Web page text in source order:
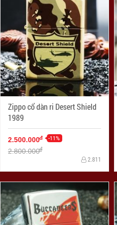
Zippo cổ dàn ri Desert Shield
1989
2.500.000đ -11%
2.800.000đ
2.811